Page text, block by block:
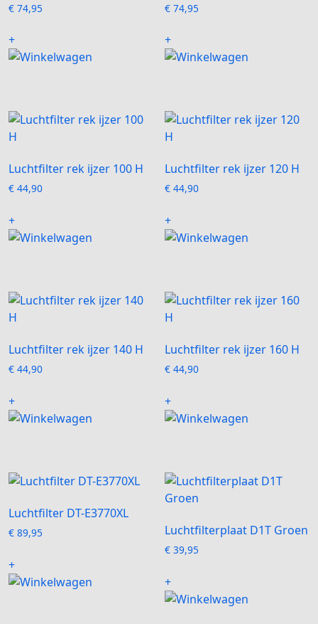
€ 74,95
+
€ 74,95
+
Luchtfilter rek ijzer 100 H
€ 44,90
+
Luchtfilter rek ijzer 120 H
€ 44,90
+
Luchtfilter rek ijzer 140 H
€ 44,90
+
Luchtfilter rek ijzer 160 H
€ 44,90
+
Luchtfilter DT-E3770XL
€ 89,95
+
Luchtfilterplaat D1T Groen
€ 39,95
+